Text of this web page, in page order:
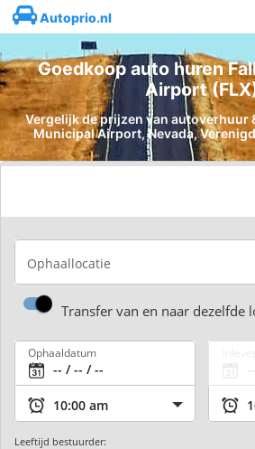
Autoprio.nl
Goedkoop auto huren
Airport
Vergelijk de prijzen van autoverhuur
Municipal Airport, Nevada,
Ophaallocatie
Transfer van en naar dezelfde
Ophaaldatum
Leeftijd bestuurder: